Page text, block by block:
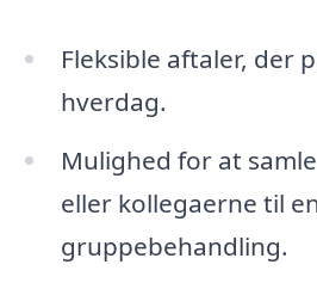
Fleksible aftaler, der
hverdag.
Mulighed for at
eller kollegaerne til
gruppebehandling.